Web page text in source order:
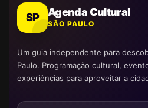
SP Agenda Cultural
SÃO PAULO
Um guia independente para
Paulo. Programação cultural,
experiências para aproveitar a